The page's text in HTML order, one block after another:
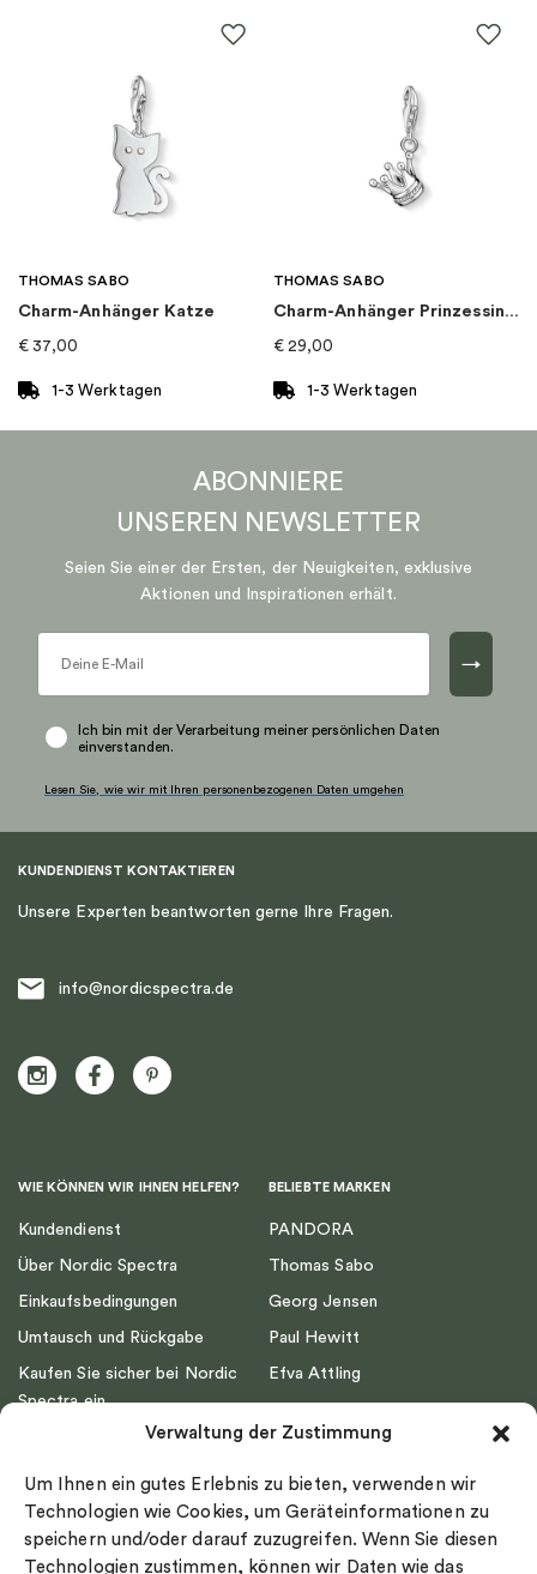
Verwaltung der Zustimmung
Um Ihnen ein gutes Erlebnis zu bieten, verwenden wir
Technologien wie Cookies, um Geräteinformationen zu
speichern und/oder darauf zuzugreifen. Wenn Sie diesen
Technologien zustimmen, können wir Daten wie das
THOMAS SABO
Charm-Anhänger Katze
€ 37,00
1-3 Werktagen
THOMAS SABO
Charm-Anhänger Prinzessin Krone
€ 29,00
1-3 Werktagen
ABONNIERE
UNSEREN NEWSLETTER
Seien Sie einer der Ersten, der Neuigkeiten, exklusive
Aktionen und Inspirationen erhält.
→
Ich bin mit der Verarbeitung meiner persönlichen Daten
einverstanden.
Lesen Sie, wie wir mit Ihren personenbezogenen Daten umgehen
KUNDENDIENST KONTAKTIEREN
Unsere Experten beantworten gerne Ihre Fragen.
info@nordicspectra.de
WIE KÖNNEN WIR IHNEN HELFEN?
Kundendienst
Über Nordic Spectra
Einkaufsbedingungen
Umtausch und Rückgabe
Kaufen Sie sicher bei Nordic
Spectra ein
Impressum
Ringgröße
Widerrufsrecht
BELIEBTE MARKEN
PANDORA
Thomas Sabo
Georg Jensen
Paul Hewitt
Efva Attling
Drakenberg Sjölin
Nordic Spectra